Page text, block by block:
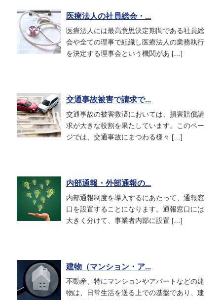
医療法人の社員総会・...
医療法人には最高意思決定期間である社員総
会や全ての理事で組織し医療法人の業務執行
を決定する理事会という機関があ […]
交通事故被害で請求で...
交通事故の被害救済においては、損害賠償請
求が大きな役割を果たしています。このペー
ジでは、交通事故にまつわる様々 […]
内部通報・外部通報の...
内部通報制度を導入するにあたって、通報窓
口を設置することになります。通報窓口には
大きく分けて、事業者内部に設置 […]
建物（マンション・ア...
不動産、特にマンションやアパートなどの建
物は、日常生活を送る上での基盤であり、建